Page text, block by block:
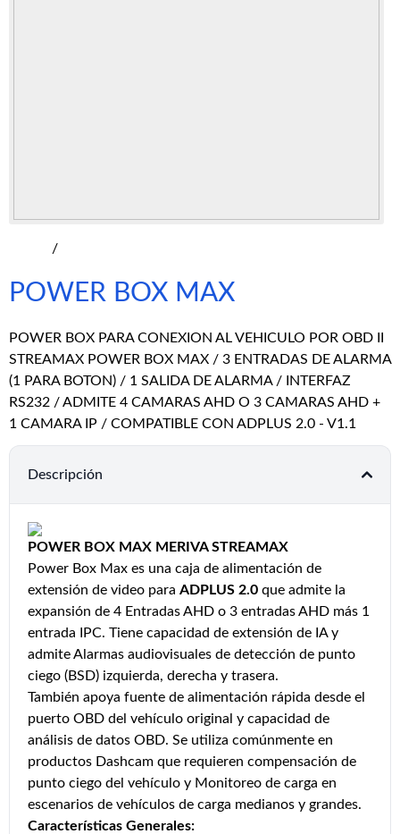
/
POWER BOX MAX
POWER BOX PARA CONEXION AL VEHICULO POR OBD II
STREAMAX POWER BOX MAX / 3 ENTRADAS DE ALARMA
(1 PARA BOTON) / 1 SALIDA DE ALARMA / INTERFAZ
RS232 / ADMITE 4 CAMARAS AHD O 3 CAMARAS AHD +
1 CAMARA IP / COMPATIBLE CON ADPLUS 2.0 - V1.1
Descripción
POWER BOX MAX MERIVA STREAMAX
Power Box Max es una caja de alimentación de
extensión de video para ADPLUS 2.0 que admite la
expansión de 4 Entradas AHD o 3 entradas AHD más 1
entrada IPC. Tiene capacidad de extensión de IA y
admite Alarmas audiovisuales de detección de punto
ciego (BSD) izquierda, derecha y trasera.
También apoya fuente de alimentación rápida desde el
puerto OBD del vehículo original y capacidad de
análisis de datos OBD. Se utiliza comúnmente en
productos Dashcam que requieren compensación de
punto ciego del vehículo y Monitoreo de carga en
escenarios de vehículos de carga medianos y grandes.
Características Generales: